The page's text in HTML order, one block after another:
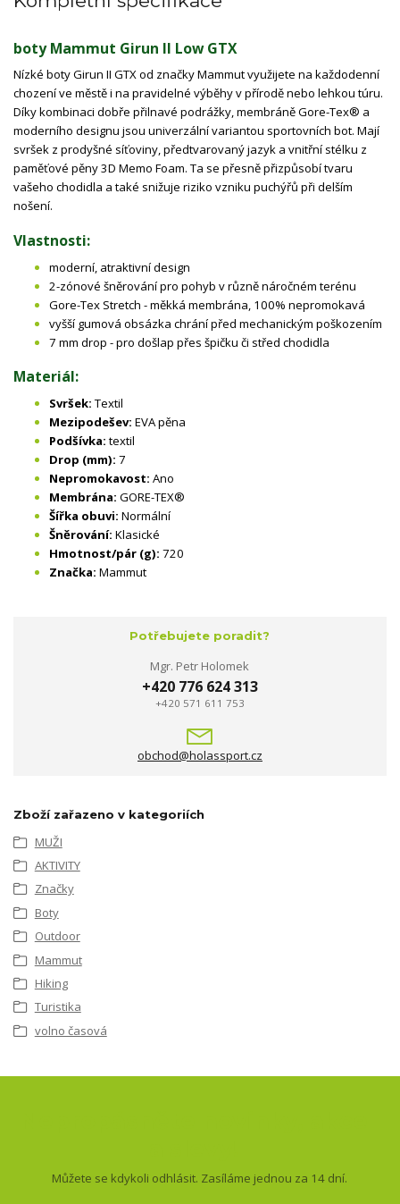
boty Mammut Girun II Low GTX
Nízké boty Girun II GTX od značky Mammut využijete na každodenní
chození ve městě i na pravidelné výběhy v přírodě nebo lehkou túru.
Díky kombinaci dobře přilnavé podrážky, membráně Gore-Tex® a
moderního designu jsou univerzální variantou sportovních bot. Mají
svršek z prodyšné síťoviny, předtvarovaný jazyk a vnitřní stélku z
paměťové pěny 3D Memo Foam. Ta se přesně přizpůsobí tvaru
vašeho chodidla a také snižuje riziko vzniku puchýřů při delším
nošení.
Vlastnosti:
moderní, atraktivní design
2-zónové šněrování pro pohyb v různě náročném terénu
Gore-Tex Stretch - měkká membrána, 100% nepromokavá
vyšší gumová obsázka chrání před mechanickým poškozením
7 mm drop - pro došlap přes špičku či střed chodidla
Materiál:
Svršek: Textil
Mezipodešev: EVA pěna
Podšívka: textil
Drop (mm): 7
Nepromokavost: Ano
Membrána: GORE-TEX®
Šířka obuvi: Normální
Šněrování: Klasické
Hmotnost/pár (g): 720
Značka: Mammut
Potřebujete poradit?
Mgr. Petr Holomek
+420 776 624 313
+420 571 611 753
obchod@holassport.cz
Zboží zařazeno v kategoriích
MUŽI
AKTIVITY
Značky
Boty
Outdoor
Mammut
Hiking
Turistika
volno časová
Můžete se kdykoli odhlásit. Zasíláme jednou za 14 dní.